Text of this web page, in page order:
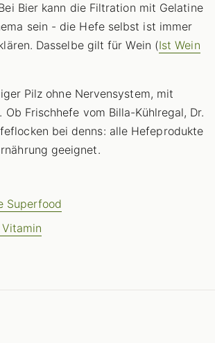
Bier kann die Filtration mit Gelatine
sein - die Hefe selbst ist immer
Dasselbe gilt für Wein (Ist Wein
Pilz ohne Nervensystem, mit
Frischhefe vom Billa-Kühlregal, Dr.
bei denns: alle Hefeprodukte
geeignet.
Superfood